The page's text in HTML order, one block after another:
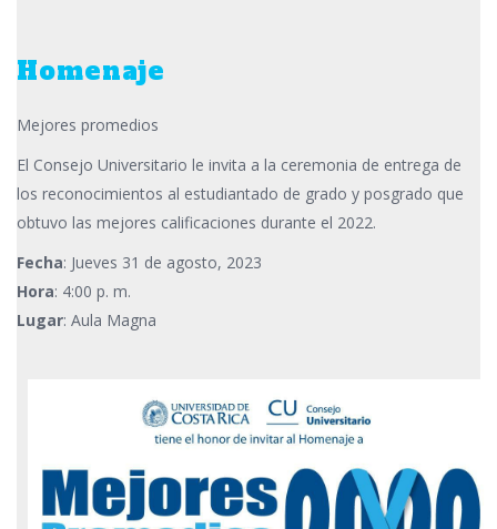
Homenaje
Mejores promedios
El Consejo Universitario le invita a la ceremonia de entrega de
los reconocimientos al estudiantado de grado y posgrado que
obtuvo las mejores calificaciones durante el 2022.
Fecha: Jueves 31 de agosto, 2023
Hora: 4:00 p. m.
Lugar: Aula Magna